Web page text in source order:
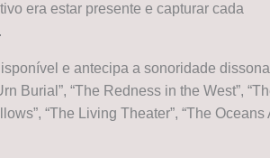
era estar presente e capturar cada
e antecipa a sonoridade
Burial”, “The Redness in the West”,
“The Living Theater”, “The Oceans